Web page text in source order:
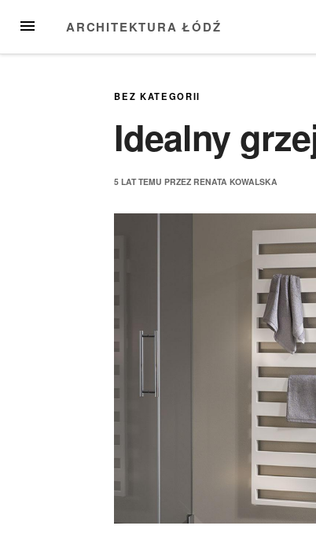
MENU ARCHITEKTURA ŁÓDŹ
BEZ KATEGORII
Idealny
5 LATTEMU PRZEZRENATA KOWALSKA